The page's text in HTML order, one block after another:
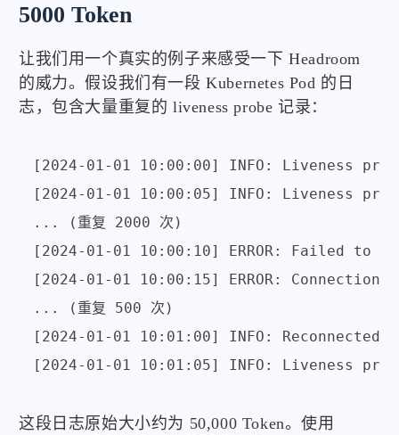
5000 Token
让我们用一个真实的例子来感受一下 Headroom
的威力。假设我们有一段 Kubernetes Pod 的日
志，包含大量重复的 liveness probe 记录：
[2024-01-01 10:00:00] INFO: Liveness
[2024-01-01 10:00:05] INFO: Liveness
... (重复 2000 次)
[2024-01-01 10:00:10] ERROR: Failed to
[2024-01-01 10:00:15] ERROR: Connection
... (重复 500 次)
[2024-01-01 10:01:00] INFO: Reconnected
这段日志原始大小约为 50,000 Token。使用